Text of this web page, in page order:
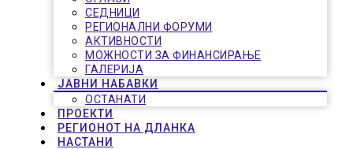
СЕДНИЦИ
РЕГИОНАЛНИ ФОРУМИ
АКТИВНОСТИ
МОЖНОСТИ ЗА ФИНАНСИРАЊЕ
ГАЛЕРИЈА
ЈАВНИ НАБАВКИ
ОСТАНАТИ
ПРОЕКТИ
РЕГИОНОТ НА ДЛАНКА
НАСТАНИ